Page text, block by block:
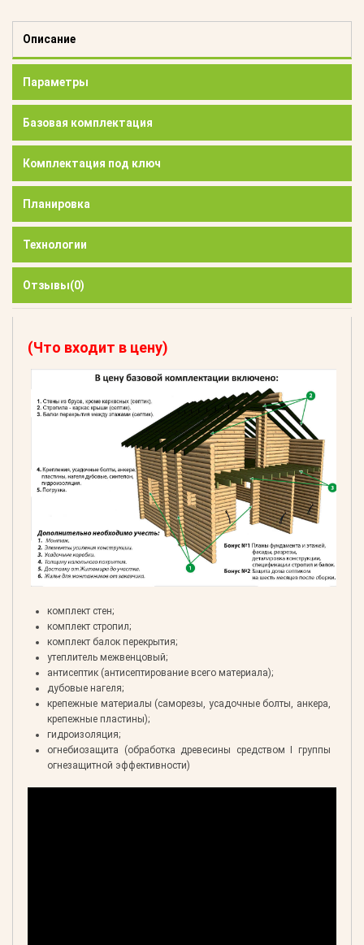
Описание
Параметры
Базовая комплектация
Комплектация под ключ
Планировка
Технологии
Отзывы(0)
(Что входит в цену)
комплект стен;
комплект стропил;
комплект балок перекрытия;
утеплитель межвенцовый;
антисептик (антисептирование всего материала);
дубовые нагеля;
крепежные материалы (саморезы, усадочные болты, анкера,
крепежные пластины);
гидроизоляция;
огнебиозащита (обработка древесины средством I группы
огнезащитной эффективности)